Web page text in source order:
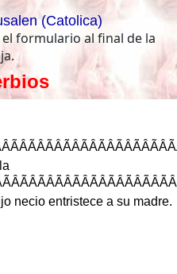
(Catolica)
formulario al final de la
la
necio entristece a su madre.